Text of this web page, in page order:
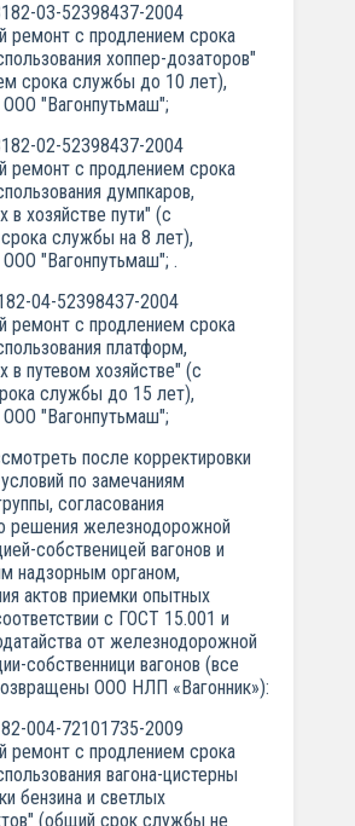
03-52398437-2004
ремонт с продлением срока
хоппер-дозаторов"
срока службы до 10 лет),
ООО "Вагонпутьмаш";
02-52398437-2004
ремонт с продлением срока
думпкаров,
в хозяйстве пути" (с
службы на 8 лет),
ООО "Вагонпутьмаш"; .
04-52398437-2004
ремонт с продлением срока
платформ,
в путевом хозяйстве" (с
службы до 15 лет),
ООО "Вагонпутьмаш";
после корректировки
по замечаниям
согласования
решения железнодорожной
собственицей вагонов и
надзорным органом,
актов приемки опытных
с ГОСТ 15.001 и
от железнодорожной
собственници вагонов (все
ООО НЛП «Вагонник»):
004-72101735-2009
ремонт с продлением срока
вагона-цистерны
бензина и светлых
(общий срок службы не